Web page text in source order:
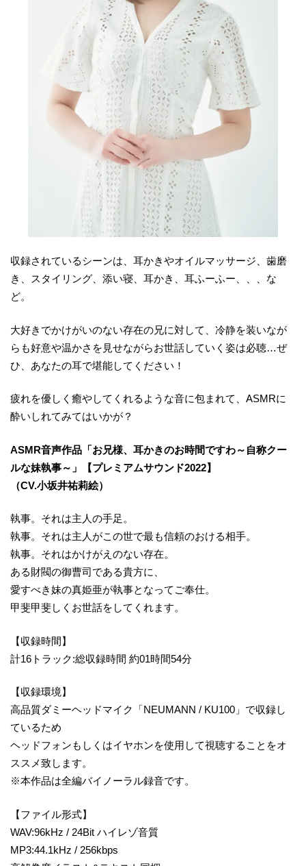
収録されているシーンは、耳かきやオイルマッサージ、歯磨
き、スタイリング、添い寝、耳かき、耳ふーふー、、、な
ど。
大好きでかけがいのない存在の兄に対して、冷静を装いなが
らも好意や温かさを見せながらお世話していく姿は必聴…ぜ
ひ、あなたの耳で堪能してください！
疲れを優しく癒やしてくれるような音に包まれて、ASMRに
酔いしれてみてはいかが？
ASMR音声作品「お兄様、耳かきのお時間ですわ～自称クー
ルな妹執事～」【プレミアムサウンド2022】
（CV.小坂井祐莉絵）
執事。それは主人の手足。
執事。それは主人がこの世で最も信頼のおける相手。
執事。それはかけがえのない存在。
ある財閥の御曹司である貴方に、
愛すべき妹の真姫亜が執事となってご奉仕。
甲斐甲斐しくお世話をしてくれます。
【収録時間】
計16トラック:総収録時間 約01時間54分
【収録環境】
高品質ダミーヘッドマイク「NEUMANN / KU100」で収録し
ているため
ヘッドフォンもしくはイヤホンを使用して視聴することをオ
ススメ致します。
※本作品は全編バイノーラル録音です。
【ファイル形式】
WAV:96kHz / 24Bit ハイレゾ音質
MP3:44.1kHz / 256kbps